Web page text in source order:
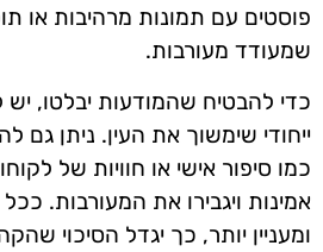
פוסטים עם תמונות מרהיבות או
שמעודד מעורבות.
כדי להבטיח שהמודעות יבלטו, יש
ייחודי שימשוך את העין. ניתן
כמו סיפור אישי או חוויות של
אמינות ויגבירו את המעורבות. ככל
ומעניין יותר, כך יגדל הסיכוי